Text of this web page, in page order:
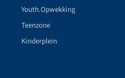
Youth.Opwekking
Teenzone
Kinderplein